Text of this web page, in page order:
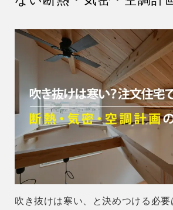
吹き抜けは寒い、と決めつける必要
土地探しサポート
ショールーム・モデルハウス
施工事例・お客様の声
会社情報
会社概要
スタッフ紹介
お知らせ